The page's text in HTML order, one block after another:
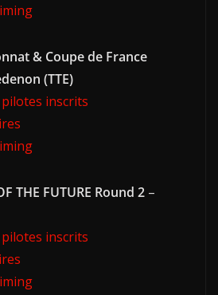
& Coupe de France
(TTE)
inscrits
THE FUTURE Round 2 –
inscrits